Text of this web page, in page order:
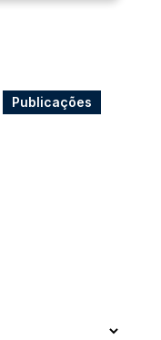
Publicações